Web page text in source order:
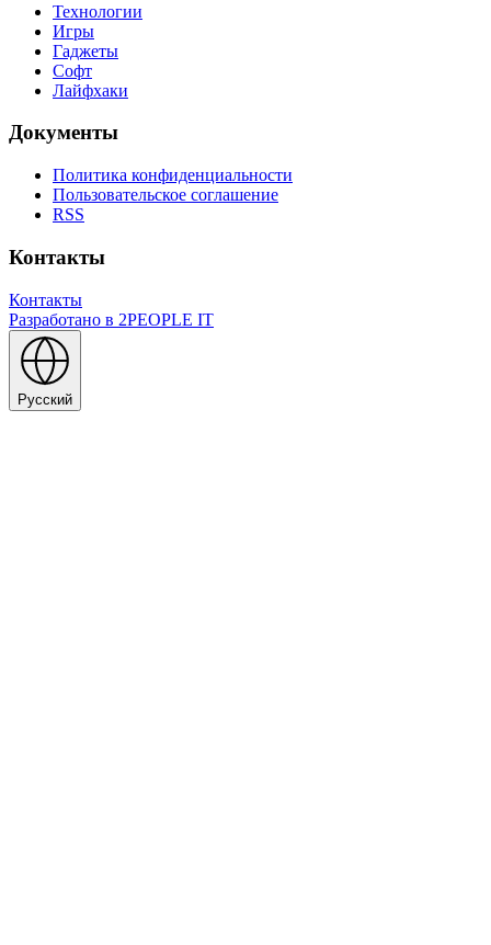
Технологии
Игры
Гаджеты
Софт
Лайфхаки
Документы
Политика конфиденциальности
Пользовательское соглашение
RSS
Контакты
Контакты
Разработано в 2PEOPLE IT
Русский